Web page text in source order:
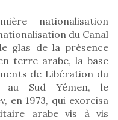
nationalisation
du Canal
glas de la présence
terre arabe, la base
de Libération du
au Sud Yémen, le
en 1973, qui exorcisa
arabe vis à vis